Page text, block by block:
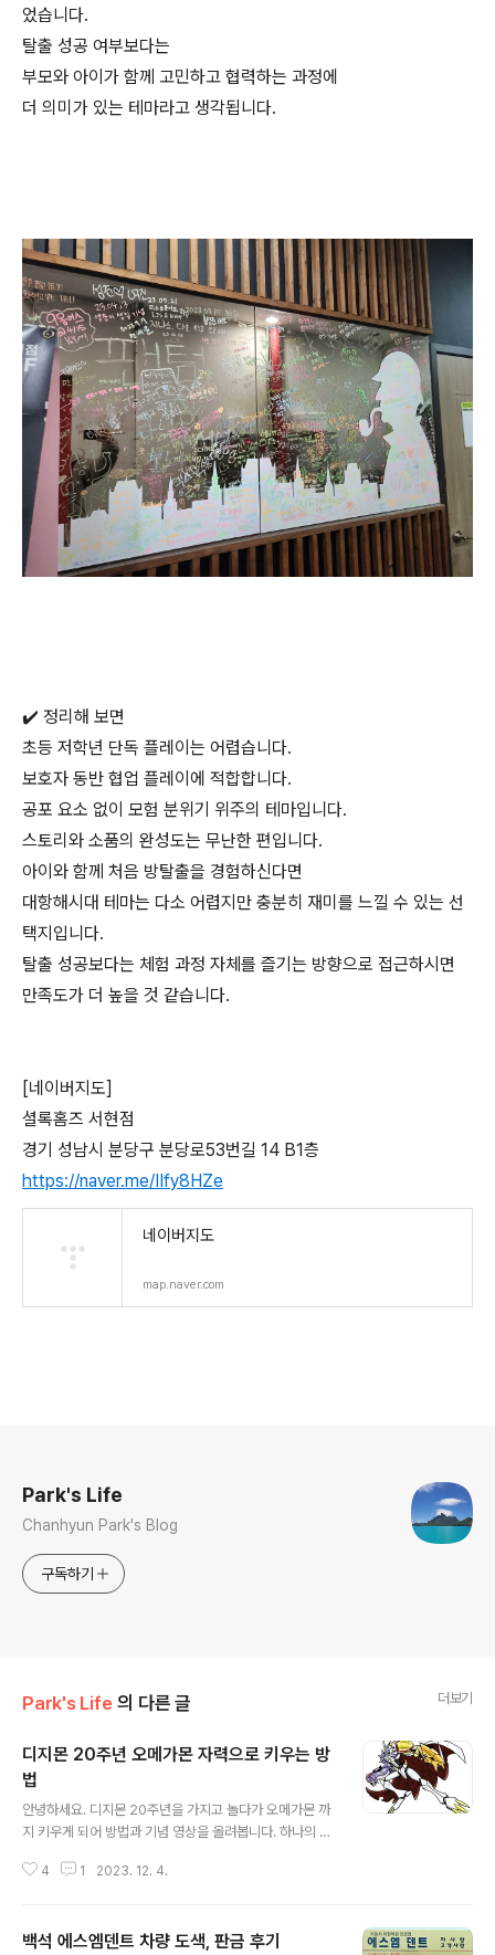
었습니다.
탈출 성공 여부보다는
부모와 아이가 함께 고민하고 협력하는 과정에
더 의미가 있는 테마라고 생각됩니다.
✔️ 정리해 보면
초등 저학년 단독 플레이는 어렵습니다.
보호자 동반 협업 플레이에 적합합니다.
공포 요소 없이 모험 분위기 위주의 테마입니다.
스토리와 소품의 완성도는 무난한 편입니다.
아이와 함께 처음 방탈출을 경험하신다면
대항해시대 테마는 다소 어렵지만 충분히 재미를 느낄 수 있는 선
택지입니다.
탈출 성공보다는 체험 과정 자체를 즐기는 방향으로 접근하시면
만족도가 더 높을 것 같습니다.
[네이버지도]
셜록홈즈 서현점
경기 성남시 분당구 분당로53번길 14 B1층
https://naver.me/IIfy8HZe
네이버지도
map.naver.com
Park's Life
Chanhyun Park's Blog
구독하기
Park's Life 의 다른 글 더보기
디지몬 20주년 오메가몬 자력으로 키우는 방
법
안녕하세요. 디지몬 20주년을 가지고 놀다가 오메가몬 까
지 키우게 되어 방법과 기념 영상을 올려봅니다. 하나의 기
각각 궁극체 까지 완성 합니다. (유년기, 유년기2, 성장기,
듭니다....ㅠㅠ) 2. 도감에 5마리 등록되면 해금되는 슬레이
4 1 2023. 12. 4.
백석 에스엠덴트 차량 도색, 판금 후기